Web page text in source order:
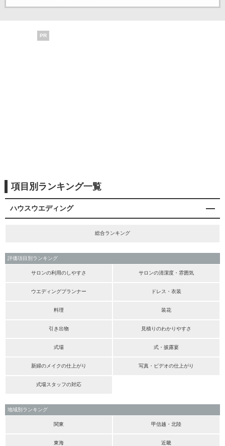
PR
項目別ランキング一覧
ハウスウエディング
総合ランキング
評価項目別ランキング
サロンの利用のしやすさ サロンの清潔度・雰囲気
ウエディングプランナー ドレス・衣装
料理 装花
引き出物 見積りのわかりやすさ
式場 式・披露宴
新婦のメイクの仕上がり 写真・ビデオの仕上がり
式場スタッフの対応
地域別ランキング
関東 甲信越・北陸
東海 近畿